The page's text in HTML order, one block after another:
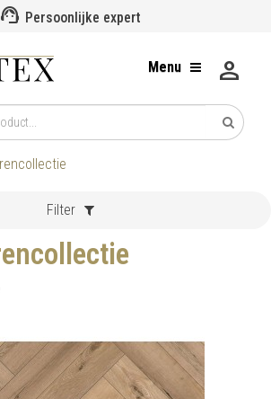
support_agent Persoonlijke expert
Menu person
Filter